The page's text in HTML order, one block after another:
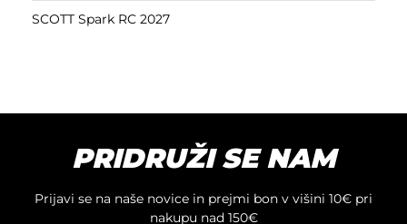
SCOTT Spark RC 2027
PRIDRUŽI SE NAM
Prijavi se na naše novice in prejmi bon v višini 10€ pri
nakupu nad 150€